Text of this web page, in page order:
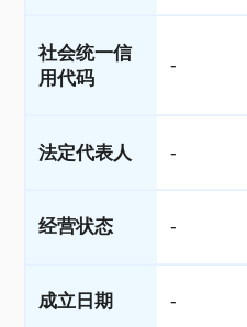
社会统一信
用代码
-
法定代表人 -
经营状态 -
成立日期 -